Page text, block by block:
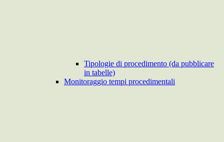
Tipologie di procedimento (da pubblicare
in tabelle)
Monitoraggio tempi procedimentali